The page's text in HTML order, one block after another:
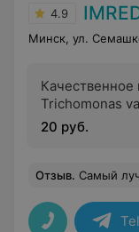
4.9
Минск, ул.
Trichomonas
20 руб.
Отзыв. Самый лучший флеболог - Николай